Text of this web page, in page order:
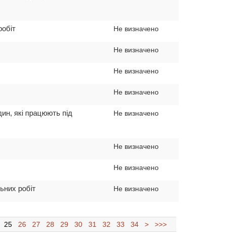
Не визначено
Не визначено
Не визначено
Не визначено
якi працюють пiд
Не визначено
Не визначено
Не визначено
робіт Не визначено
25 26 27 28 29 30 31 32 33 34 > >>>